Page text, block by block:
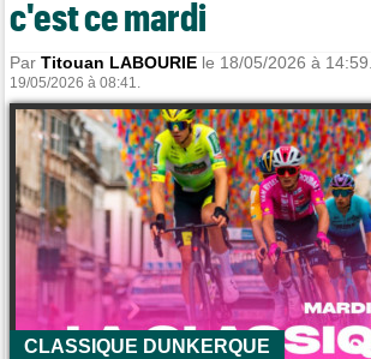
c'est ce mardi
ParTitouan LABOURIE le 18/05/2026 à 14:59.
19/05/2026 à 08:41.
CLASSIQUE DUNKERQUE